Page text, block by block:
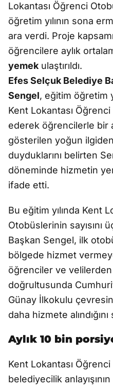
Lokantası Öğrenci
öğretim yılının sona
ara verdi. Proje
öğrencilere aylık
yemek ulaştırıldı.
Efes Selçuk Belediye
Sengel, eğitim öğretim
Kent Lokantası
ederek öğrencilerle bir
gösterilen yoğun
duyduklarını belirten
döneminde hizmetin
ifade etti.
Bu eğitim yılında Kent
Otobüslerinin sayısını
Başkan Sengel, ilk
bölgede hizmet
öğrenciler ve
doğrultusunda
Günay İlkokulu
daha hizmete
Aylık 10 bin
Kent Lokantası
belediyecilik